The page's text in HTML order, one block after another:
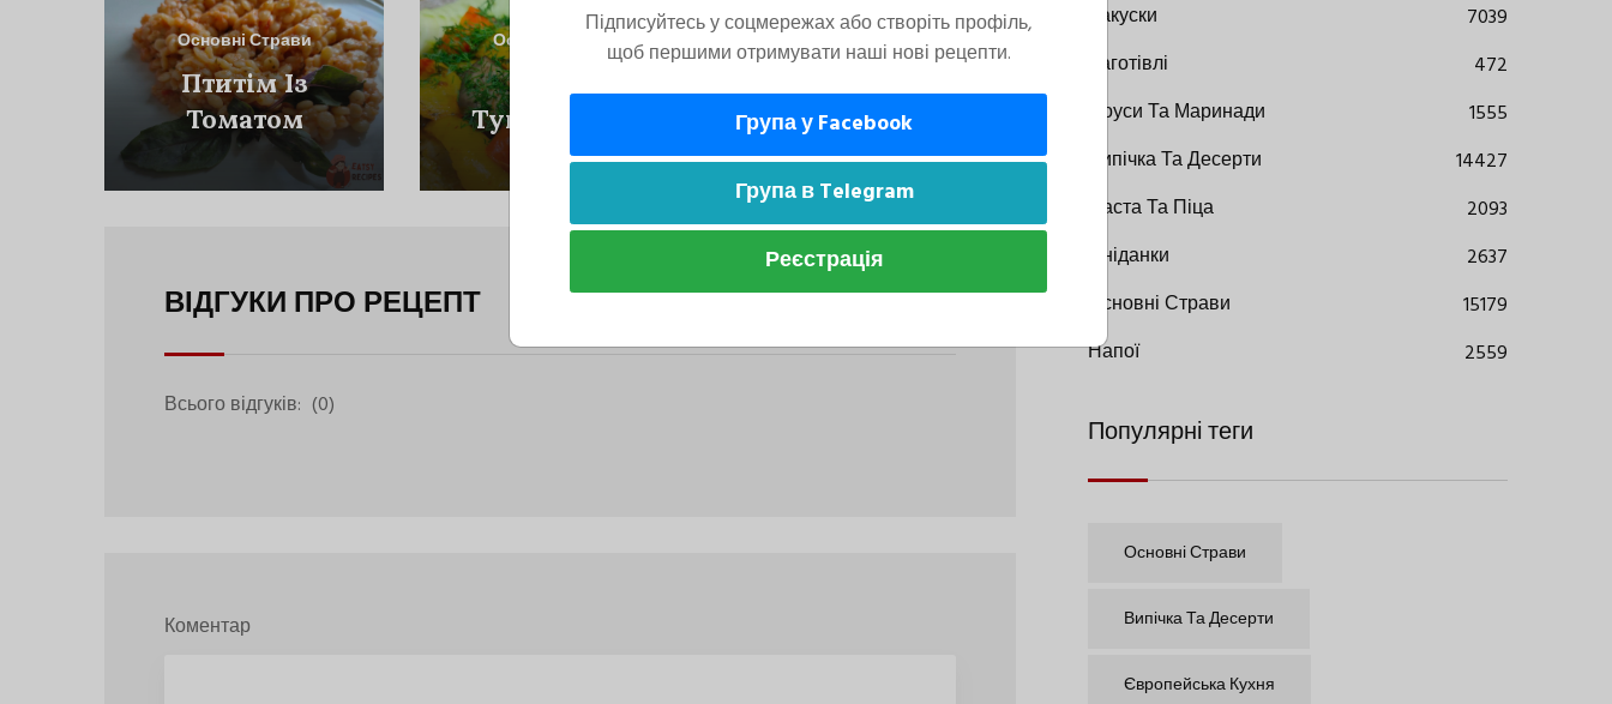
Основні Страви
Птитім Із
Томатом
Основні Страви
Тушкована З
Овочами
Основні Страви
Тушковані В
Томаті З
Овочами
ВІДГУКИ ПРО РЕЦЕПТ
Всього відгуків: (0)
Коментар
Закуски
7039
Заготівлі
472
Соуси Та Маринади
1555
Випічка Та Десерти
14427
Паста Та Піца
2093
Сніданки
2637
Основні Страви
15179
Напої
2559
Популярні теги
Основні Страви
Випічка Та Десерти
Європейська Кухня
Підписуйтесь у соцмережах або створіть профіль,
щоб першими отримувати наші нові рецепти.
Група у Facebook
Група в Telegram
Реєстрація